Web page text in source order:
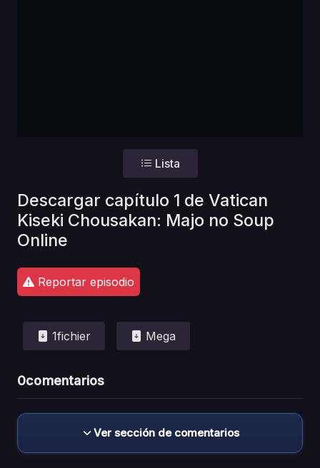
Lista
Descargar capítulo 1 de Vatican
Kiseki Chousakan: Majo no Soup
Online
Reportar episodio
1fichier Mega
0comentarios
Ver sección de comentarios